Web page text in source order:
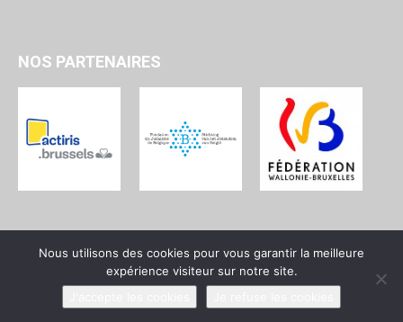
NOS PARTENAIRES
Qui sommes-nous ? Devenir membre Contact
© UPJB - Union des Progressistes Juifs de Belgique - 2025
Nous utilisons des cookies pour vous garantir la meilleure
expérience visiteur sur notre site.